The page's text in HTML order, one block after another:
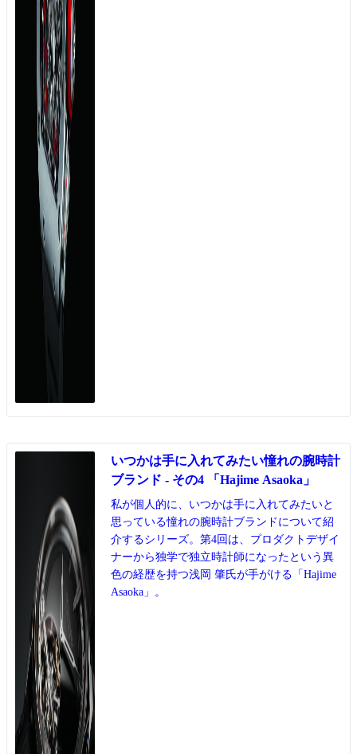
いつかは手に入れてみたい憧れの腕時計
ブランド - その4 「Hajime Asaoka」
私が個人的に、いつかは手に入れてみたいと
思っている憧れの腕時計ブランドについて紹
介するシリーズ。第4回は、プロダクトデザイ
ナーから独学で独立時計師になったという異
色の経歴を持つ浅岡 肇氏が手がける「Hajime
Asaoka」。